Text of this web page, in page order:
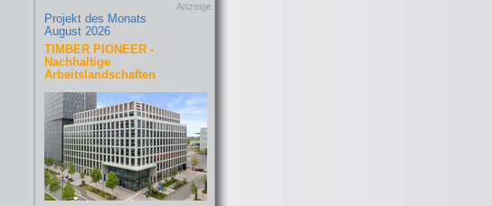
Anzeige
Projekt des Monats
August 2026
TIMBER PIONEER -
Nachhaltige
Arbeitslandschaften